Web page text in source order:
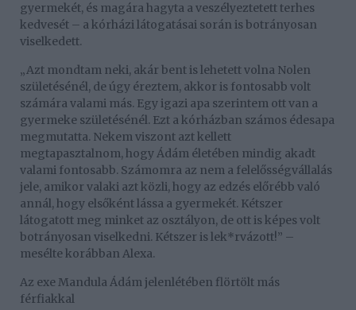
gyermekét, és magára hagyta a veszélyeztetett terhes
kedvesét – a kórházi látogatásai során is botrányosan
viselkedett.
„Azt mondtam neki, akár bent is lehetett volna Nolen
születésénél, de úgy éreztem, akkor is fontosabb volt
számára valami más. Egy igazi apa szerintem ott van a
gyermeke születésénél. Ezt a kórházban számos édesapa
megmutatta. Nekem viszont azt kellett
megtapasztalnom, hogy Ádám életében mindig akadt
valami fontosabb. Számomra az nem a felelősségvállalás
jele, amikor valaki azt közli, hogy az edzés előrébb való
annál, hogy elsőként lássa a gyermekét. Kétszer
látogatott meg minket az osztályon, de ott is képes volt
botrányosan viselkedni. Kétszer is lek*rvázott!” –
mesélte korábban Alexa.
Az exe Mandula Ádám jelenlétében flörtölt más
férfiakkal